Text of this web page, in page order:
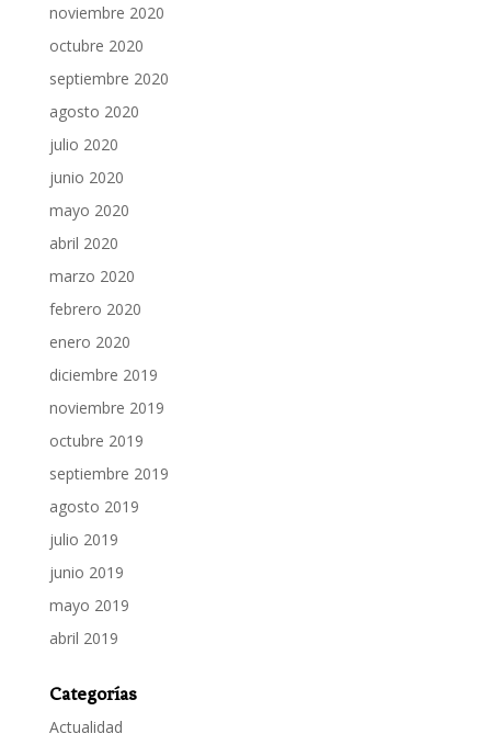
noviembre 2020
octubre 2020
septiembre 2020
agosto 2020
julio 2020
junio 2020
mayo 2020
abril 2020
marzo 2020
febrero 2020
enero 2020
diciembre 2019
noviembre 2019
octubre 2019
septiembre 2019
agosto 2019
julio 2019
junio 2019
mayo 2019
abril 2019
Categorías
Actualidad